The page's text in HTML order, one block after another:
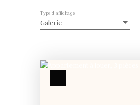
Galerie
Type d'affichage